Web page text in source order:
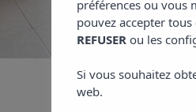
préférences ou vous
pouvez accepter
REFUSERou les
Si vous souhaitez
web.